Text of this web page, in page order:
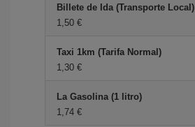
Billete de Ida (Transporte Local)
1,50 €
Taxi 1km (Tarifa Normal)
1,30 €
La Gasolina (1 litro)
1,74 €